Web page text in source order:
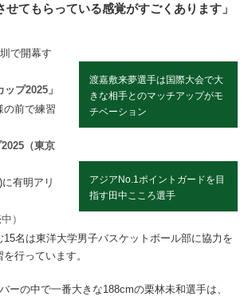
せてもらっている感覚がすごくあります」
渡嘉敷来夢選手は国際大会で大
きな相手とのマッチアップがモ
チベーション
アジアNo.1ポイントガードを目
指す田中こころ選手
で開幕す
プ2025」
の前で練習
2025（東京
有明アリ
）
15名は東洋大学男子バスケットボール部に協力を
行っています。
ーの中で一番大きな188cmの栗林未和選手は、